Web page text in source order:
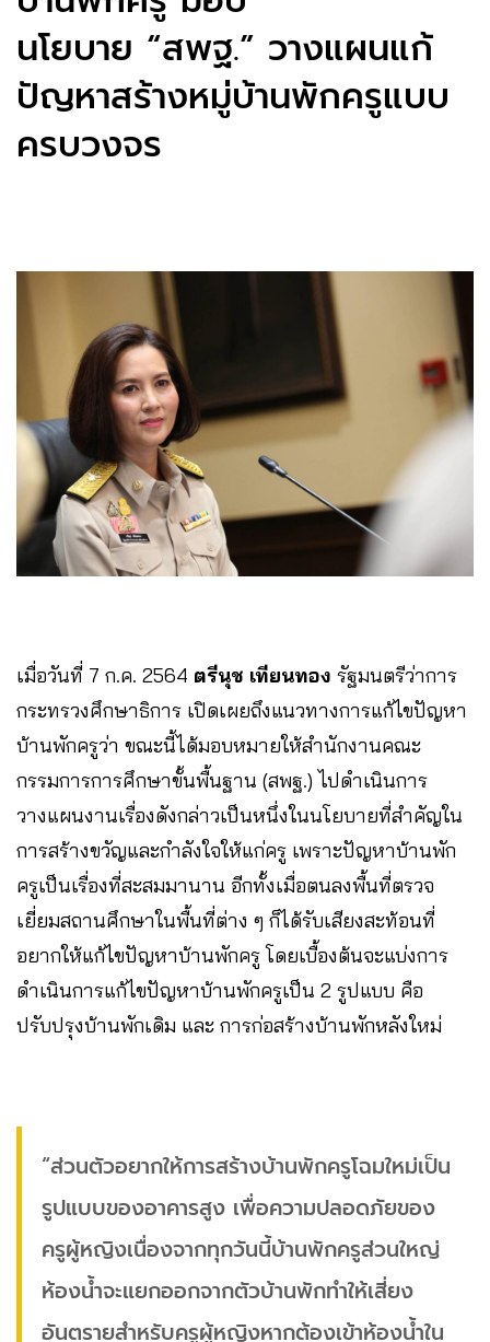
นโยบาย “สพฐ.” วางแผนแก้
ปัญหาสร้างหมู่บ้านพักครูแบบ
ครบวงจร
เมื่อวันที่ 7 ก.ค. 2564 ตรีนุช เทียนทอง รัฐมนตรีว่าการ
กระทรวงศึกษาธิการ เปิดเผยถึงแนวทางการแก้ไขปัญหา
บ้านพักครูว่า ขณะนี้ได้มอบหมายให้สำนักงานคณะ
กรรมการการศึกษาขั้นพื้นฐาน (สพฐ.) ไปดำเนินการ
วางแผนงานเรื่องดังกล่าวเป็นหนึ่งในนโยบายที่สำคัญใน
การสร้างขวัญและกำลังใจให้แก่ครู เพราะปัญหาบ้านพัก
ครูเป็นเรื่องที่สะสมมานาน อีกทั้งเมื่อตนลงพื้นที่ตรวจ
เยี่ยมสถานศึกษาในพื้นที่ต่าง ๆ ก็ได้รับเสียงสะท้อนที่
อยากให้แก้ไขปัญหาบ้านพักครู โดยเบื้องต้นจะแบ่งการ
ดำเนินการแก้ไขปัญหาบ้านพักครูเป็น 2 รูปแบบ คือ
ปรับปรุงบ้านพักเดิม และ การก่อสร้างบ้านพักหลังใหม่
“ส่วนตัวอยากให้การสร้างบ้านพักครูโฉมใหม่เป็น
รูปแบบของอาคารสูง เพื่อความปลอดภัยของ
ครูผู้หญิงเนื่องจากทุกวันนี้บ้านพักครูส่วนใหญ่
ห้องน้ำจะแยกออกจากตัวบ้านพักทำให้เสี่ยง
อันตรายสำหรับครูผู้หญิงหากต้องเข้าห้องน้ำใน